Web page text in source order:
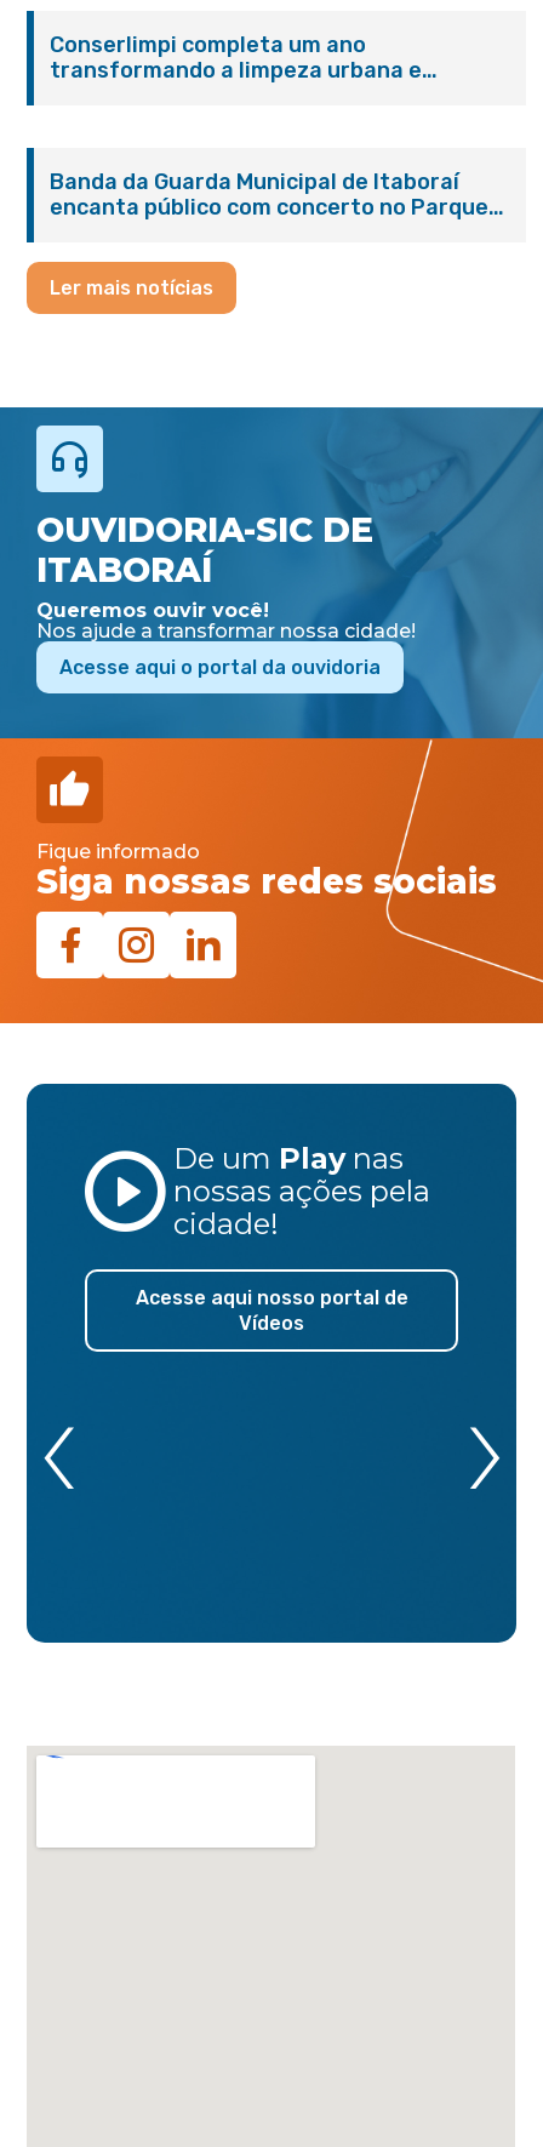
Conserlimpi completa um ano
transformando a limpeza urbana e
Banda da Guarda Municipal de Itaboraí
encanta público com concerto no Parque
Ler mais notícias
OUVIDORIA-SIC DE
ITABORAÍ
Queremos ouvir você!
Nos ajude a transformar nossa cidade!
Acesse aqui o portal da ouvidoria
Fique informado
Siga nossas redes sociais
De um Play nas
nossas ações pela
cidade!
Acesse aqui nosso portal de
Vídeos
‹ ›